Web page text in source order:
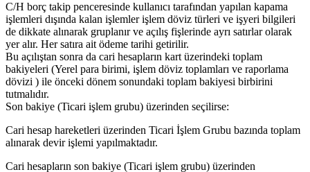
C/H borç takip penceresinde kullanıcı tarafından yapılan kapama
işlemleri dışında kalan işlemler işlem döviz türleri ve işyeri bilgileri
de dikkate alınarak gruplanır ve açılış fişlerinde ayrı satırlar olarak
yer alır. Her satıra ait ödeme tarihi getirilir.
Bu açılıştan sonra da cari hesapların kart üzerindeki toplam
bakiyeleri (Yerel para birimi, işlem döviz toplamları ve raporlama
dövizi ) ile önceki dönem sonundaki toplam bakiyesi birbirini
tutmalıdır.
Son bakiye (Ticari işlem grubu) üzerinden seçilirse:
Cari hesap hareketleri üzerinden Ticari İşlem Grubu bazında toplam
alınarak devir işlemi yapılmaktadır.
Cari hesapların son bakiye (Ticari işlem grubu) üzerinden